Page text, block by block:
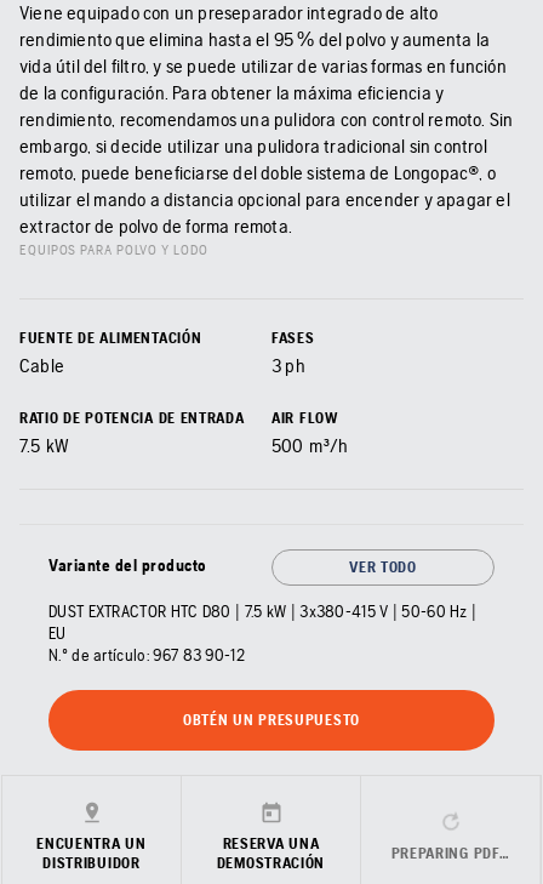
Viene equipado con un preseparador integrado de alto
rendimiento que elimina hasta el 95 % del polvo y aumenta la
vida útil del filtro, y se puede utilizar de varias formas en función
de la configuración. Para obtener la máxima eficiencia y
rendimiento, recomendamos una pulidora con control remoto. Sin
embargo, si decide utilizar una pulidora tradicional sin control
remoto, puede beneficiarse del doble sistema de Longopac®, o
utilizar el mando a distancia opcional para encender y apagar el
extractor de polvo de forma remota.
EQUIPOS PARA POLVO Y LODO
FUENTE DE ALIMENTACIÓN
Cable
FASES
3 ph
RATIO DE POTENCIA DE ENTRADA
7.5 kW
AIR FLOW
500 m³/h
Variante del producto VER TODO
DUST EXTRACTOR HTC D80 | 7.5 kW | 3x380-415 V | 50-60 Hz |
EU
N.º de artículo: 967 83 90‑12
OBTÉN UN PRESUPUESTO
ENCUENTRA UN
DISTRIBUIDOR
RESERVA UNA
DEMOSTRACIÓN
PREPARING PDF…